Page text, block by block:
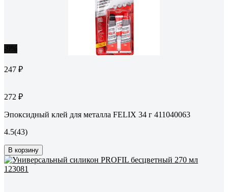
247 ₽
272 ₽
Эпоксидный клей для металла FELIX 34 г 411040063
4.5(43)
В корзину